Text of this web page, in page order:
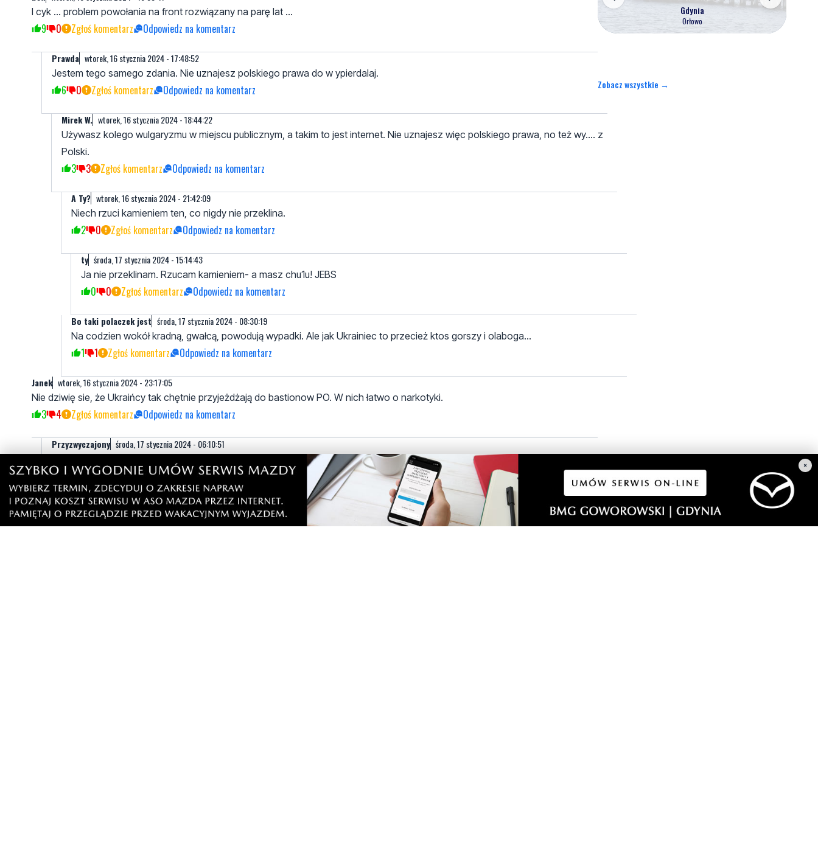
I cyk ... problem powołania na front rozwiązany na parę lat ...
9 0 Zgłoś komentarz Odpowiedz na komentarz
Prawda wtorek, 16 stycznia 2024 - 17:48:52
Jestem tego samego zdania. Nie uznajesz polskiego prawa do w ypierdalaj.
6 0 Zgłoś komentarz Odpowiedz na komentarz
Mirek W. wtorek, 16 stycznia 2024 - 18:44:22
Używasz kolego wulgaryzmu w miejscu publicznym, a takim to jest internet. Nie uznajesz więc polskiego prawa, no też wy.... z
Polski.
3 3 Zgłoś komentarz Odpowiedz na komentarz
A Ty? wtorek, 16 stycznia 2024 - 21:42:09
Niech rzuci kamieniem ten, co nigdy nie przeklina.
2 0 Zgłoś komentarz Odpowiedz na komentarz
ty środa, 17 stycznia 2024 - 15:14:43
Ja nie przeklinam. Rzucam kamieniem- a masz chu1u! JEBS
0 0 Zgłoś komentarz Odpowiedz na komentarz
Bo taki polaczek jest środa, 17 stycznia 2024 - 08:30:19
Na codzien wokół kradną, gwałcą, powodują wypadki. Ale jak Ukrainiec to przecież ktos gorszy i olaboga...
1 1 Zgłoś komentarz Odpowiedz na komentarz
Janek wtorek, 16 stycznia 2024 - 23:17:05
Nie dziwię sie, że Ukraińcy tak chętnie przyjeżdżają do bastionow PO. W nich łatwo o narkotyki.
3 4 Zgłoś komentarz Odpowiedz na komentarz
Przyzwyczajony środa, 17 stycznia 2024 - 06:10:51
2 1 Zgłoś komentarz Odpowiedz na komentarz
Mają na ćpanie środa, 17 stycznia 2024 - 06:13:30
A nie mają żeby wysłać pare hrywien swoim braciom żeby mieli na nowe samochody
Gdynia
Orłowo
Zobacz wszystkie →
×